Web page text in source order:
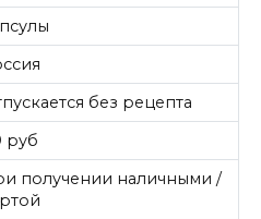
без рецепта
руб
получении наличными /